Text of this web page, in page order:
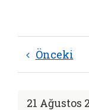
Önceki
21 Ağustos